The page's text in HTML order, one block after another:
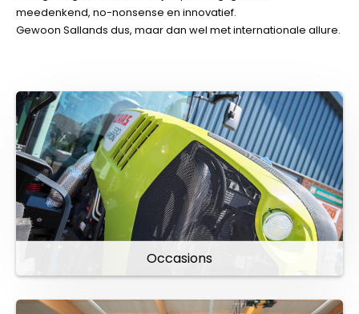
meedenkend, no-nonsense en innovatief.
Gewoon Sallands dus, maar dan wel met internationale allure.
Occasions